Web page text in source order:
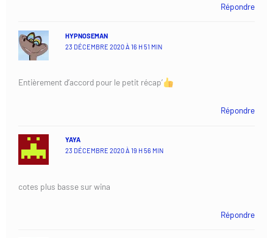
Répondre
HYPNOSEMAN
23 DÉCEMBRE 2020 À 16 H 51 MIN
Entièrement d’accord pour le petit récap’
Répondre
YAYA
23 DÉCEMBRE 2020 À 19 H 56 MIN
cotes plus basse sur wina
Répondre